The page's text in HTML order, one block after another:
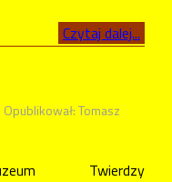
Czytaj dalej...
Opublikował: Tomasz
Twierdzy